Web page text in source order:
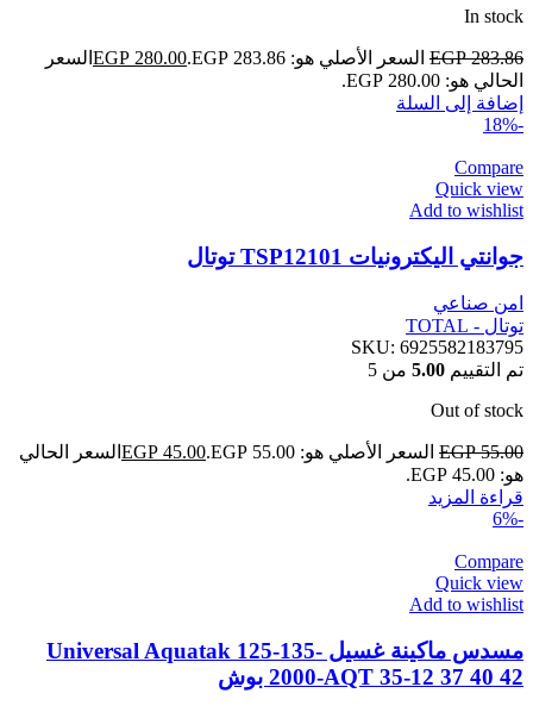
In stock
EGP283.86 السعر الأصلي هو: EGP 283.86. EGP 280.00
السعر
الحالي هو: EGP 280.00.
إضافة إلى السلة
-18%
Compare
Quick view
Add to wishlist
جوانتي اليكترونيات TSP12101 توتال
امن صناعي
توتال - TOTAL
SKU: 6925582183795
تم التقييم 5.00 من 5
Out of stock
EGP55.00 السعر الأصلي هو: EGP 55.00. EGP 45.00
السعر الحالي
هو: EGP 45.00.
قراءة المزيد
-6%
Compare
Quick view
Add to wishlist
مسدس ماكينة غسيل Universal Aquatak 125-135-
2000-AQT 35-12 37 40 42 بوش